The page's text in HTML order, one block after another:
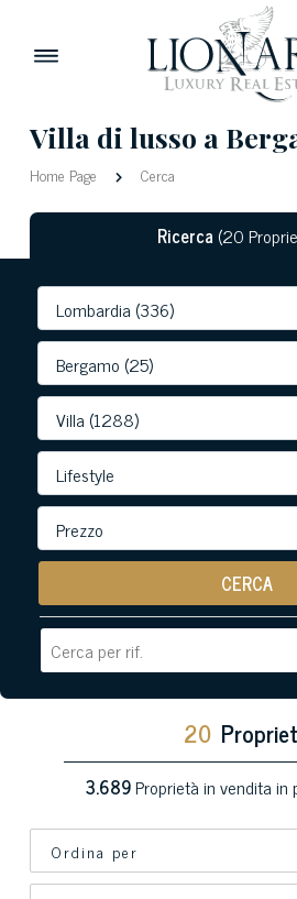
Villa di lusso a
Home Page Cerca
Ricerca(20
CERCA
20
3.689Proprietà in vendita in